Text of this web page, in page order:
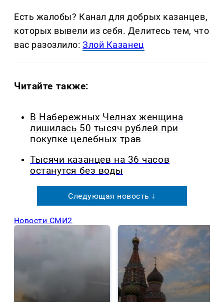
Есть жалобы? Канал для добрых казанцев,
которых вывели из себя. Делитеcь тем, что
вас разозлило:Злой Казанец
Читайте также:
В Набережных Челнах женщина
лишилась 50 тысяч рублей при
покупке целебных трав
Тысячи казанцев на 36 часов
останутся без воды
Следующая новость ↓
Новости СМИ2